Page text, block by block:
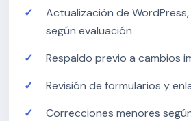
Actualización de
según evaluación
Respaldo previo a cambios
Revisión de formularios y
Correcciones menores